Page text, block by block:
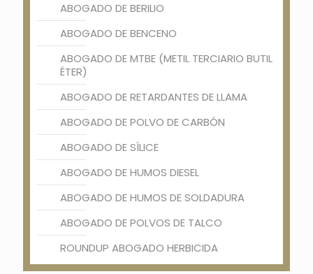
ABOGADO DE BERILIO
ABOGADO DE BENCENO
ABOGADO DE MTBE (METIL TERCIARIO BUTIL
ÉTER)
ABOGADO DE RETARDANTES DE LLAMA
ABOGADO DE POLVO DE CARBÓN
ABOGADO DE SÍLICE
ABOGADO DE HUMOS DIESEL
ABOGADO DE HUMOS DE SOLDADURA
ABOGADO DE POLVOS DE TALCO
ROUNDUP ABOGADO HERBICIDA